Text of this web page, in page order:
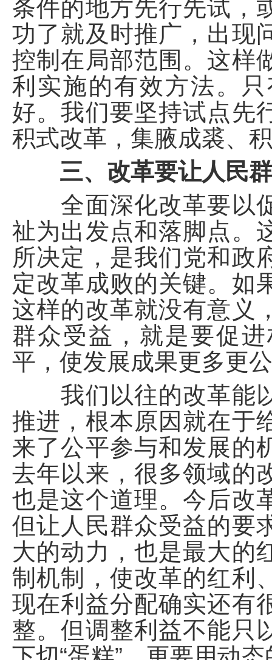
条件的地方先行先试，
功了就及时推广，出现
控制在局部范围。这样
利实施的有效方法。
好。我们要坚持试点先
积式改革，集腋成裘、
三、改革要让人民
全面深化改革要以促
祉为出发点和落脚点。
所决定，是我们党和政
定改革成败的关键。如
这样的改革就没有意义
群众受益，就是要促
平，使发展成果更多更
我们以往的改革能以
推进，根本原因就在于
来了公平参与和发展的
去年以来，很多领域的
也是这个道理。今后改
但让人民群众受益的要
大的动力，也是最大的
制机制，使改革的红利
现在利益分配确实还有
整。但调整利益不能只